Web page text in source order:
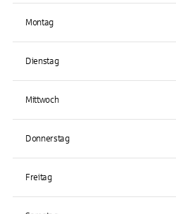
Montag
Dienstag
Mittwoch
Donnerstag
Freitag